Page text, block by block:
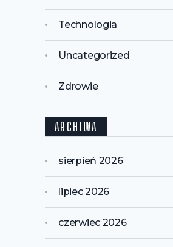
Technologia
Uncategorized
Zdrowie
ARCHIWA
sierpień 2026
lipiec 2026
czerwiec 2026